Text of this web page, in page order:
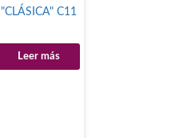
"CLÁSICA" C11
Leer más